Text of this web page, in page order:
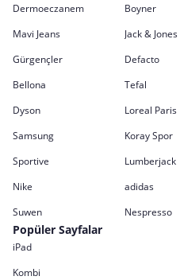
Dermoeczanem
Boyner
Mavi Jeans
Jack & Jones
Gürgençler
Defacto
Bellona
Tefal
Dyson
Loreal Paris
Samsung
Koray Spor
Sportive
Lumberjack
Nike
adidas
Suwen
Nespresso
Popüler Sayfalar
iPad
Kombi